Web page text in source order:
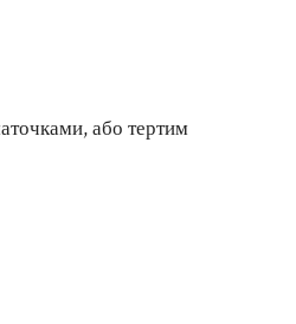
або тертим